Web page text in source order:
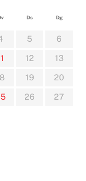
Ds Dg
5
6
12
13
19
20
26
27